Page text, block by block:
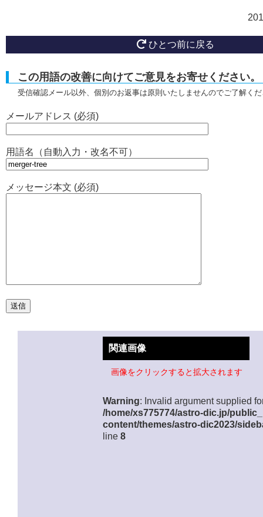
ひとつ前に戻る
この用語の改善に向けてご意見をお寄せください。
受信確認メール以外、個別のお返事は原則いたしませんのでご了解く
メールアドレス (必須)
用語名（自動入力・改名不可）
メッセージ本文 (必須)
関連画像
画像をクリックすると拡大されます
Warning: Invalid argument supplied
/home/xs775774/astro-dic.jp/
content/themes/astro-dic2023/
line 8